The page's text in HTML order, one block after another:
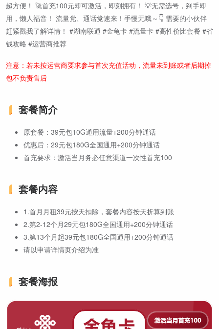
超方便！ 🚀首充100元即可激活，即刻拥有！ 💡无需选号，到手即
用，懒人福音！ 流量党、通话党速来！手慢无哦～👇 需要的小伙伴
赶紧戳我了解详情！ #湖南联通 #金龟卡 #流量卡 #高性价比套餐 #省
钱攻略 #运营商推荐
注意：若未按运营商要求参与首次充值活动，流量未到账或者后期掉
包不负责售后
套餐简介
原套餐：39元包10G通用流量+200分钟通话
优惠后：29元包180G全国通用+200分钟通话
首充要求：激活当月务必任意渠道一次性首充100
套餐内容
1.首月月租39元按天扣除，套餐内容按天折算到账
2.第2-12个月29元包180G全国通用+200分钟通话
3.第13个月起39元包180G全国通用+200分钟通话
请以申请详情页介绍为准
套餐海报